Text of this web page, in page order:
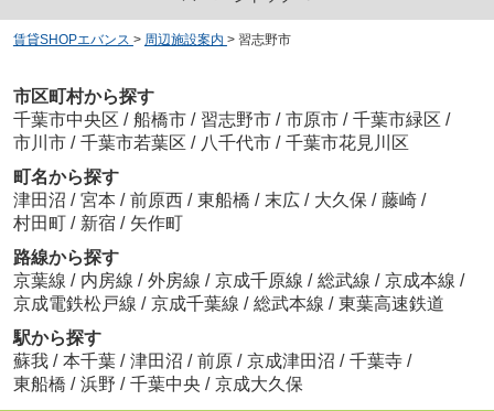
賃貸SHOPエバンス > 周辺施設案内 > 習志野市
市区町村から探す
千葉市中央区 / 船橋市 / 習志野市 / 市原市 / 千葉市緑区 /
市川市 / 千葉市若葉区 / 八千代市 / 千葉市花見川区
町名から探す
津田沼 / 宮本 / 前原西 / 東船橋 / 末広 / 大久保 / 藤崎 /
村田町 / 新宿 / 矢作町
路線から探す
京葉線 / 内房線 / 外房線 / 京成千原線 / 総武線 / 京成本線 /
京成電鉄松戸線 / 京成千葉線 / 総武本線 / 東葉高速鉄道
駅から探す
蘇我 / 本千葉 / 津田沼 / 前原 / 京成津田沼 / 千葉寺 /
東船橋 / 浜野 / 千葉中央 / 京成大久保